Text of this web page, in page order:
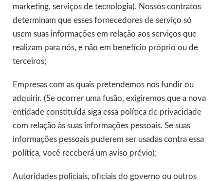
marketing, serviços de tecnologia). Nossos contratos
determinam que esses fornecedores de serviço só
usem suas informações em relação aos serviços que
realizam para nós, e não em benefício próprio ou de
terceiros;
Empresas com as quais pretendemos nos fundir ou
adquirir. (Se ocorrer uma fusão, exigiremos que a nova
entidade constituída siga essa política de privacidade
com relação às suas informações pessoais. Se suas
informações pessoais puderem ser usadas contra essa
política, você receberá um aviso prévio);
Autoridades policiais, oficiais do governo ou outros